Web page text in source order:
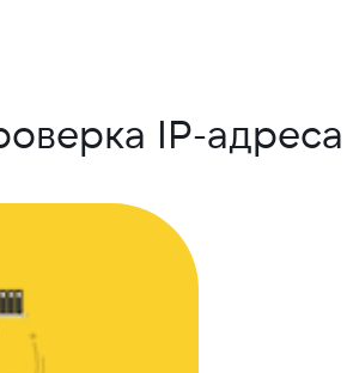
IP-адреса